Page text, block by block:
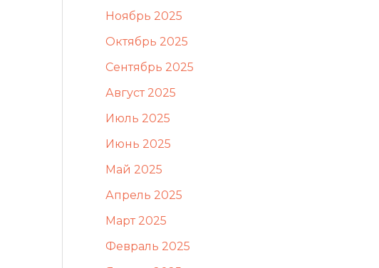
Ноябрь 2025
Октябрь 2025
Сентябрь 2025
Август 2025
Июль 2025
Июнь 2025
Май 2025
Апрель 2025
Март 2025
Февраль 2025